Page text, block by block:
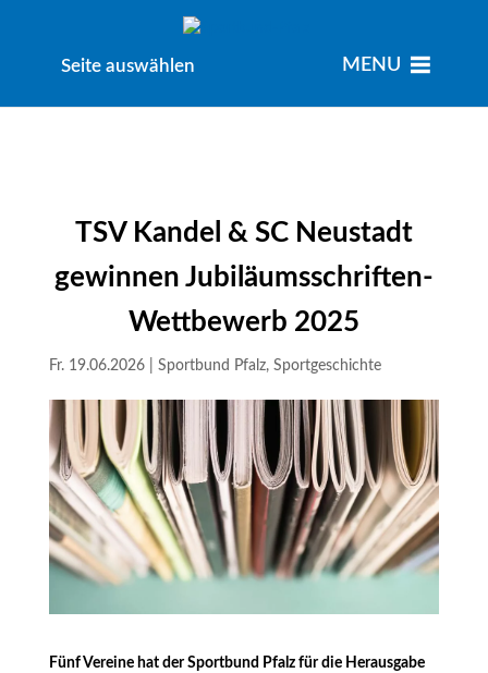
Seite auswählen MENU
TSV Kandel & SC Neustadt
gewinnen Jubiläumsschriften-
Wettbewerb 2025
Fr. 19.06.2026| Sportbund Pfalz, Sportgeschichte
Fünf Vereine hat der Sportbund Pfalz für die Herausgabe